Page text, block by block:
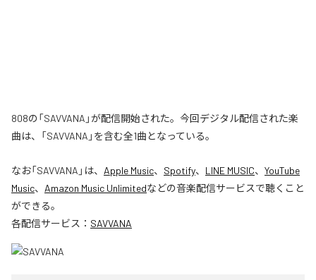
808の「SAVVANA」が配信開始された。今回デジタル配信された楽
曲は、「SAVVANA」を含む全1曲となっている。
なお「SAVVANA 」は、 Apple Music、 Spotify、 LINE MUSIC、 YouTube
Music、 Amazon Music Unlimitedなどの音楽配信サービスで聴くこと
ができる。
各配信サービス： SAVVANA